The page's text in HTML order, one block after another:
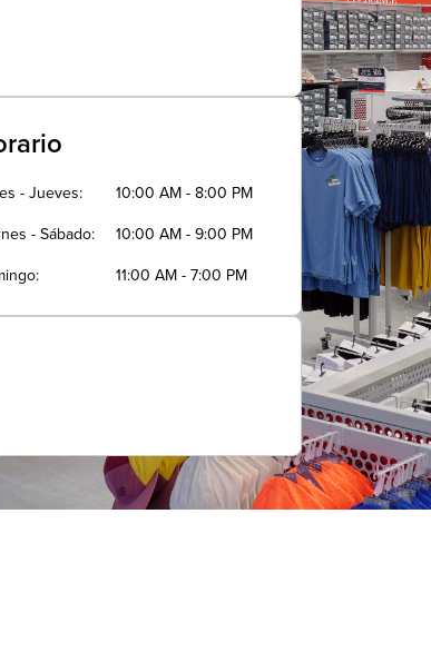
- Jueves 10:00 AM - 8:00 PM
- Sábado 10:00 AM - 9:00 PM
11:00 AM - 7:00 PM